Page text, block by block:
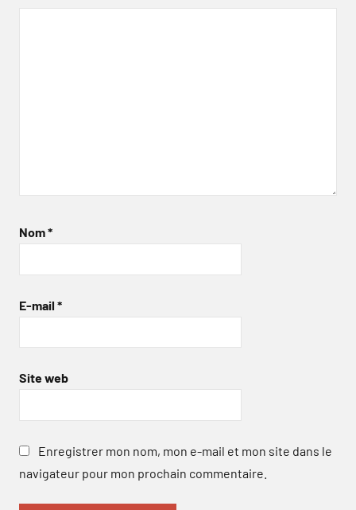
Nom*
E-mail *
Site web
Enregistrer mon nom, mon e-mail et mon site dans le
navigateur pour mon prochain commentaire.